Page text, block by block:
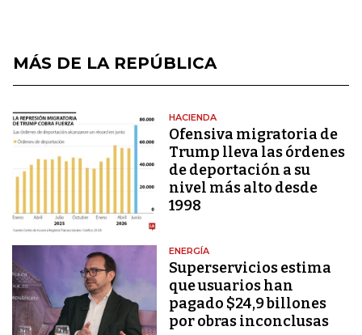
MÁS DE LA REPÚBLICA
HACIENDA
Ofensiva migratoria de
Trump lleva las órdenes
de deportación a su
nivel más alto desde
1998
ENERGÍA
Superservicios estima
que usuarios han
pagado $24,9 billones
por obras inconclusas